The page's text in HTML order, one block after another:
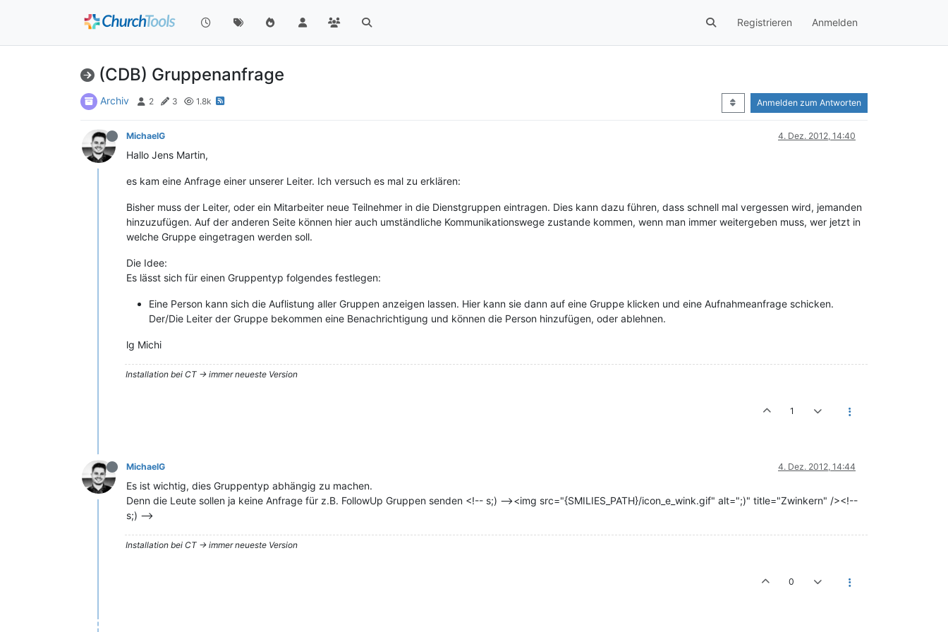
Registrieren Anmelden
(CDB) Gruppenanfrage
Archiv 2 3 1.8k Anmelden zum Antworten
MichaelG 4. Dez. 2012, 14:40
Hallo Jens Martin,
es kam eine Anfrage einer unserer Leiter. Ich versuch es mal zu erklären:
Bisher muss der Leiter, oder ein Mitarbeiter neue Teilnehmer in die Dienstgruppen eintragen. Dies kann dazu führen, dass schnell mal vergessen wird, jemanden
hinzuzufügen. Auf der anderen Seite können hier auch umständliche Kommunikationswege zustande kommen, wenn man immer weitergeben muss, wer jetzt in
welche Gruppe eingetragen werden soll.
Die Idee:
Es lässt sich für einen Gruppentyp folgendes festlegen:
Eine Person kann sich die Auflistung aller Gruppen anzeigen lassen. Hier kann sie dann auf eine Gruppe klicken und eine Aufnahmeanfrage schicken.
Der/Die Leiter der Gruppe bekommen eine Benachrichtigung und können die Person hinzufügen, oder ablehnen.
lg Michi
Installation bei CT -> immer neueste Version
1
MichaelG 4. Dez. 2012, 14:44
Es ist wichtig, dies Gruppentyp abhängig zu machen.
Denn die Leute sollen ja keine Anfrage für z.B. FollowUp Gruppen senden <!-- s;) --><img src="{SMILIES_PATH}/icon_e_wink.gif" alt=";)" title="Zwinkern" /><!--
s;) -->
Installation bei CT -> immer neueste Version
0